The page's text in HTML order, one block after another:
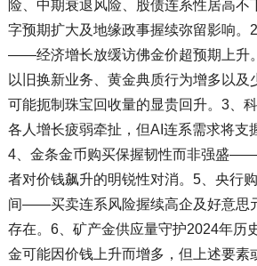
险、中期衰退风险、股债连系性居高不
字预期扩大及地缘政事握续弥留影响。
——经济增长放缓访佛金价超预期上升
以旧换新业务、黄金典质行为增多以及
可能扼制珠宝回收量的显贵回升。3
各人增长疲弱牵扯，但AI连系需求将支
4、金条金币购买保握韧性而非强盛
者对价钱飙升的明锐性对消。5、央行
间——买卖连系风险握续高企及好意思
存在。6、矿产金供应量守护2024年历
金可能因价钱上升而增多，但上述要素